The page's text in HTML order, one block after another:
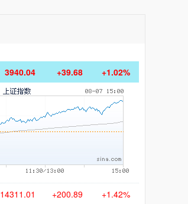
3940.04 +39.68 +1.02%
14311.01 +200.89 +1.42%